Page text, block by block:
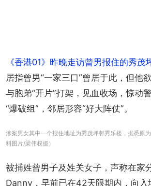
《香港01》昨晚走访曾男报住的秀茂
居指曾男“一家三口”曾居于此，但他
与胞弟“开片”打架，见血收场，惊动
“爆破组”，邻居形容“好大阵仗”。
涉案男女其中一个报住地址为秀茂坪邨秀乐楼，据悉原
料图片/梁伟权摄）
被捕姓曾男子及姓关女子，声称在家
Danny，早前已在42天限期内，向入